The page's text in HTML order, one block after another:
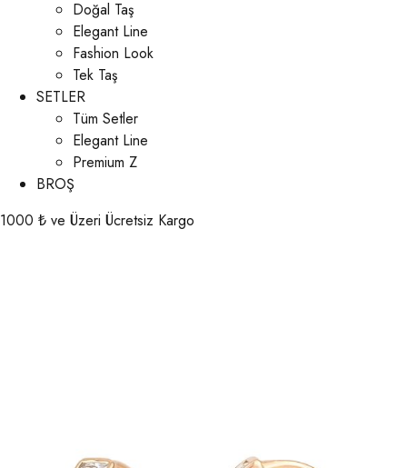
Doğal Taş
Elegant Line
Fashion Look
Tek Taş
SETLER
Tüm Setler
Elegant Line
Premium Z
BROŞ
1000 ₺ ve Üzeri Ücretsiz Kargo